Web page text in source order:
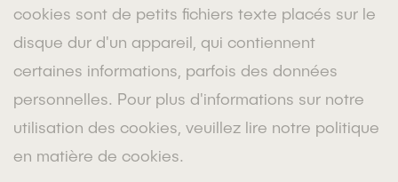
cookies sont de petits fichiers texte placés sur le
disque dur d'un appareil, qui contiennent
certaines informations, parfois des données
personnelles. Pour plus d'informations sur notre
utilisation des cookies, veuillez lire notre politique
en matière de cookies.